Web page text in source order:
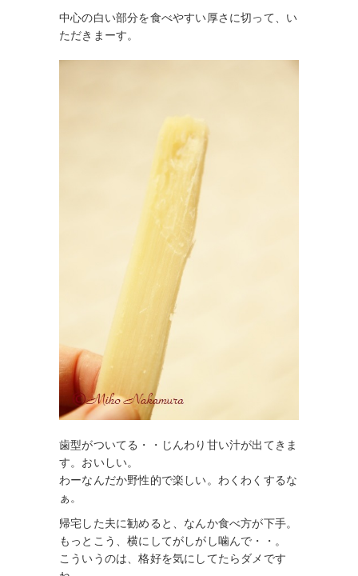
中心の白い部分を食べやすい厚さに切って、い
ただきまーす。
歯型がついてる・・じんわり甘い汁が出てきま
す。おいしい。
わーなんだか野性的で楽しい。わくわくするな
ぁ。
帰宅した夫に勧めると、なんか食べ方が下手。
もっとこう、横にしてがしがし噛んで・・。
こういうのは、格好を気にしてたらダメです